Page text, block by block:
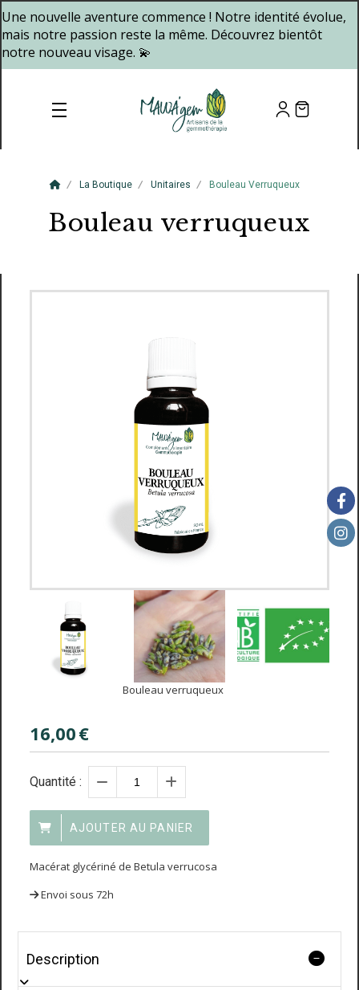
Une nouvelle aventure commence ! Notre identité évolue,
mais notre passion reste la même. Découvrez bientôt
notre nouveau visage. 💫
La Boutique Unitaires Bouleau Verruqueux
Bouleau verruqueux
Bouleau verruqueux
16,00€
Quantité :
AJOUTER AU PANIER
Macérat glycériné de Betula verrucosa
Envoi sous 72h
Description
Panneau de gestion des cookies